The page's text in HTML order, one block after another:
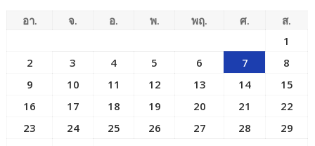
อา. จ. อ. พ. พฤ. ศ.
ส.
1
2
3 4 5 6 7
8
9
10 11 12 13 14
15
16
17 18 19 20 21
22
23
24 25 26 27 28
29